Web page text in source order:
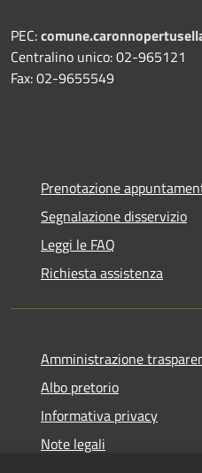
PEC:
Centralino unico: 02-965121
Fax: 02-9655549
Prenotazione
Segnalazione disservizio
Leggi le FAQ
Richiesta assistenza
Amministrazione
Albo pretorio
Informativa privacy
Note legali